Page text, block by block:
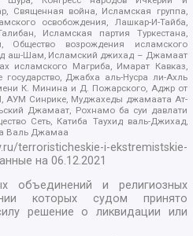
Священная война, Исламская группа,
освобождения, Лашкар-И-Тайба,
Исламская партия Туркестана,
Общество возрождения исламского
аш-Шам, Исламский джихад – Джамаат
исламского Магриба, Имарат Кавказ,
Джабха аль-Нусра ли-Ахль
К. Минина и Д. Пожарского, Аджр от
АУМ Синрике, Муджахеды джамаата Ат-
Джамаат, Рохнамо ба суи давлати
Сеть, Катиба Таухид валь-Джихад,
Валь Джамаа
terroristicheskie-i-ekstremistskie-
на06.12.2021
объединений и религиозных
которых судом принято
решение о ликвидации или